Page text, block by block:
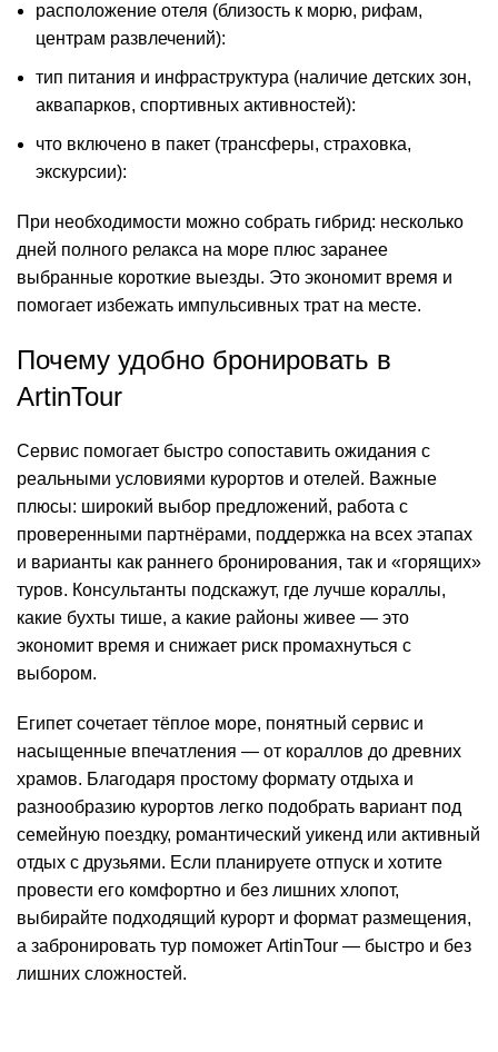
расположение отеля (близость к морю, рифам,
центрам развлечений):
тип питания и инфраструктура (наличие детских зон,
аквапарков, спортивных активностей):
что включено в пакет (трансферы, страховка,
экскурсии):
При необходимости можно собрать гибрид: несколько
дней полного релакса на море плюс заранее
выбранные короткие выезды. Это экономит время и
помогает избежать импульсивных трат на месте.
Почему удобно бронировать в
ArtinTour
Сервис помогает быстро сопоставить ожидания с
реальными условиями курортов и отелей. Важные
плюсы: широкий выбор предложений, работа с
проверенными партнёрами, поддержка на всех этапах
и варианты как раннего бронирования, так и «горящих»
туров. Консультанты подскажут, где лучше кораллы,
какие бухты тише, а какие районы живее — это
экономит время и снижает риск промахнуться с
выбором.
Египет сочетает тёплое море, понятный сервис и
насыщенные впечатления — от кораллов до древних
храмов. Благодаря простому формату отдыха и
разнообразию курортов легко подобрать вариант под
семейную поездку, романтический уикенд или активный
отдых с друзьями. Если планируете отпуск и хотите
провести его комфортно и без лишних хлопот,
выбирайте подходящий курорт и формат размещения,
а забронировать тур поможет ArtinTour — быстро и без
лишних сложностей.